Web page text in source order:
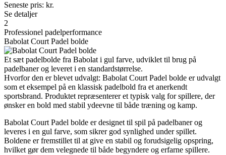
Seneste pris: kr.
Se detaljer
2
Professionel padelperformance
Babolat Court Padel bolde
Et sæt padelbolde fra Babolat i gul farve, udviklet til brug på
padelbaner og leveret i en standardstørrelse.
Hvorfor den er blevet udvalgt: Babolat Court Padel bolde er udvalgt
som et eksempel på en klassisk padelbold fra et anerkendt
sportsbrand. Produktet repræsenterer et typisk valg for spillere, der
ønsker en bold med stabil ydeevne til både træning og kamp.
Babolat Court Padel bolde er designet til spil på padelbaner og
leveres i en gul farve, som sikrer god synlighed under spillet.
Boldene er fremstillet til at give en stabil og forudsigelig opspring,
hvilket gør dem velegnede til både begyndere og erfarne spillere.